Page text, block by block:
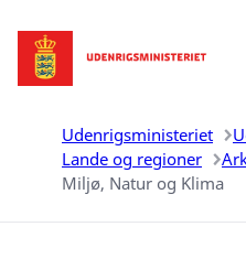
Gå til forsiden
Udenrigsministeriet
Lande og regioner
Miljø, Natur og Klima